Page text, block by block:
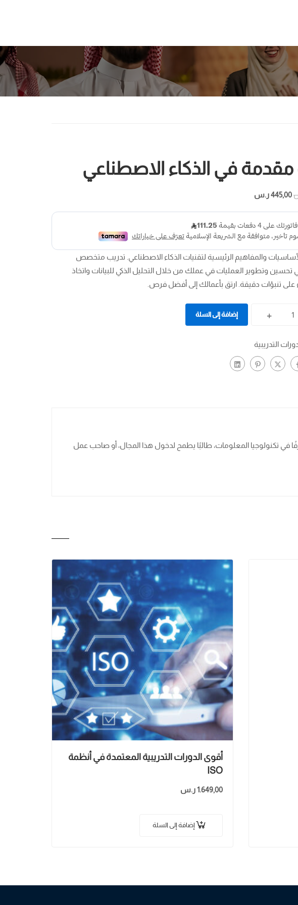
مقدمة في الذكاء الاصطناعي
445,00ر.س
والمفاهيم الرئيسية لتقنيات الذكاء الاصطناعي. تدريب متخصص
وتطوير العمليات في عملك من خلال التحليل الذكي للبيانات واتخاذ
على تنبؤات دقيقة. ارتق بأعمالك إلى أفضل فرص.
+ إضافة إلى السلة
التدريبية
تكنولوجيا المعلومات، طالبًا يطمح لدخول هذا المجال، أو صاحب عمل
أقوى الدورات التدريبية المعتمدة في أنظمة
ISO
1.649,00ر.س
إضافة إلى السلة